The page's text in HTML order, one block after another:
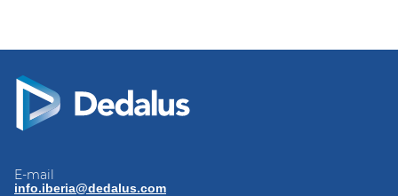
E-mail
info.iberia@dedalus.com